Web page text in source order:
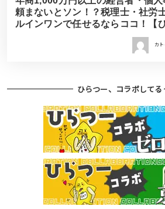
頼まないとソン！？税理士・社労
ルインワンで任せるならココ！【
カ
ひらつー、コラボしてる